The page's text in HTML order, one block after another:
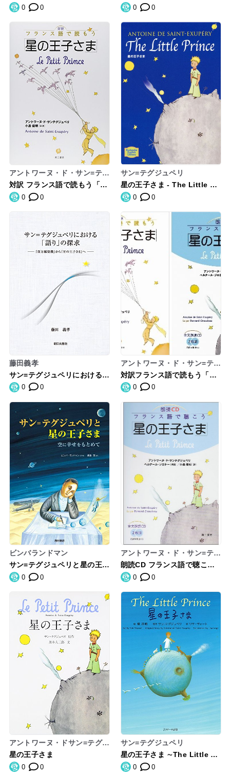
0 0
文庫)
0 0
アントワーヌ・ド・サン=テグ
ジュペリ
対訳 フランス語で読もう「星
の王子さま」
0 0
サン=テグジュペリ
星の王子さま - The Little Pri
nce【講談社英語文庫】
0 0
藤田義孝
サン=テグジュペリにおける
「語り」の探求―『南方郵便
機』から『星の王子さま』へ
0 0
アントワーヌ・ド・サン=テグ
ジュペリ
対訳フランス語で読もう「星
の王子さま」 朗読CDセット
版
0 0
ビンバランドマン
サン=テグジュペリと星の王子
さま: 空に幸せをもとめて
0 0
アントワーヌ・ド・サン=テグ
ジュペリ,AntoinedeSaint‐E
xup´ery
朗読CD フランス語で聴こう
「星の王子さま」
0 0
アントワーヌ・ドサン=テグジ
ュペリ,奥本大三郎
星の王子さま
0 0
サン=テグジュペリ
星の王子さま ∼The Little Pri
nce ∼ (世界の名作 英語絵本)
0 0